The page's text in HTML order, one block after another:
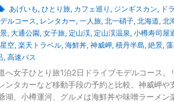
あげいも , ひとり旅, カフェ巡り , ジンギスカン, ド
ルコース, レンタカー, 一人旅, 北一硝子, 北海道, 北
, 大通公園, 女子旅, 定山渓, 定山渓温泉, 小樽寿司屋
星空, 楽天トラベル, 海鮮丼, 神威岬, 積丹半島, 絶景,
, 高速バス
へ女子ひとり旅1泊2日ドライブモデルコース
ンタカーなど移動手段の予約と比較。神威岬や
湖、小樽運河、グルメは海鮮丼や味噌ラーメン